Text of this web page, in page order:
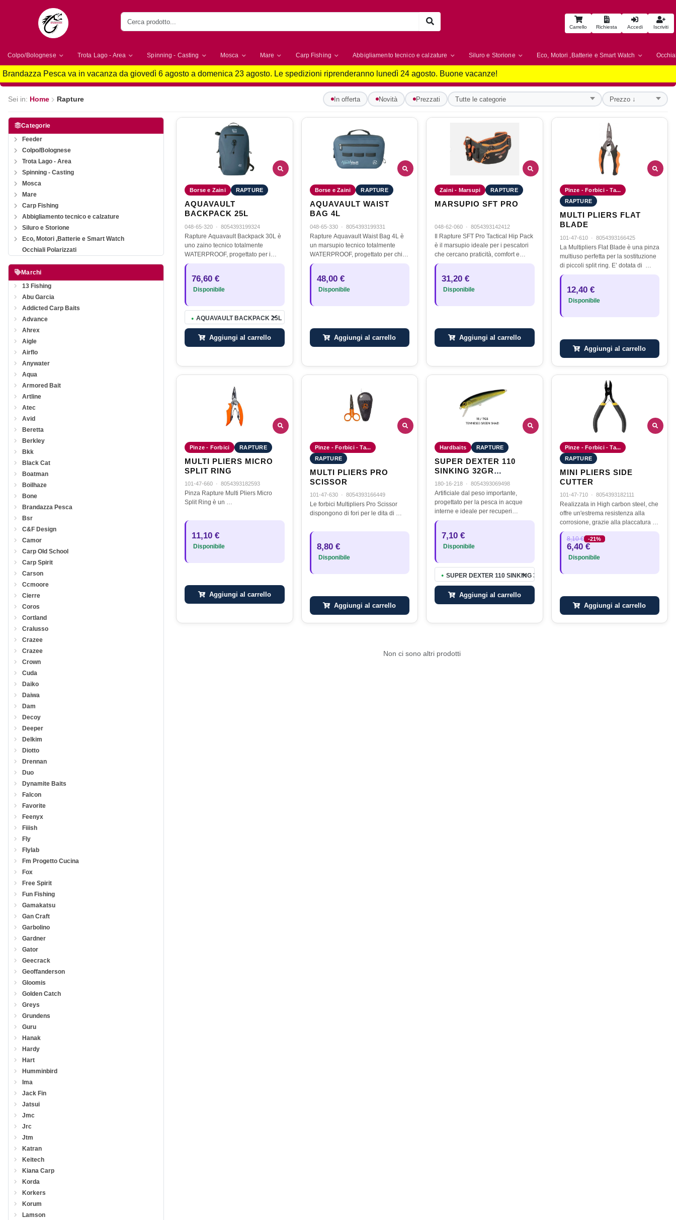
Carrello Richiesta Accedi Iscriviti
Colpo/Bolognese Trota Lago - Area Spinning - Casting Mosca Mare Carp Fishing Abbigliamento tecnico e calzature Siluro e Storione Eco, Motori ,Batterie e Smart Watch
Brandazza Pesca va in vacanza da giovedì 6 agosto a domenica 23 agosto. Le spedizioni riprenderanno lunedì 24 agosto. Buone vacanze!
Sei in: Home Rapture In offerta Novità Prezzati
Categorie
Feeder
Colpo/Bolognese
Trota Lago - Area
Spinning - Casting
Mosca
Mare
Carp Fishing
Abbigliamento tecnico e calzature
Siluro e Storione
Eco, Motori ,Batterie e Smart Watch
Occhiali Polarizzati
Marchi
13 Fishing
Abu Garcia
Addicted Carp Baits
Advance
Ahrex
Aigle
Airflo
Anywater
Aqua
Armored Bait
Artline
Atec
Avid
Beretta
Berkley
Bkk
Black Cat
Boatman
Boilhaze
Bone
Brandazza Pesca
Bsr
C&F Design
Camor
Carp Old School
Carp Spirit
Carson
Ccmoore
Cierre
Coros
Cortland
Cralusso
Crazee
Crazee
Crown
Cuda
Daiko
Daiwa
Dam
Decoy
Deeper
Delkim
Diotto
Drennan
Duo
Dynamite Baits
Falcon
Favorite
Feenyx
Fiiish
Fly
Flylab
Fm Progetto Cucina
Fox
Free Spirit
Fun Fishing
Gamakatsu
Gan Craft
Garbolino
Gardner
Gator
Geecrack
Geoffanderson
Gloomis
Golden Catch
Greys
Grundens
Guru
Hanak
Hardy
Hart
Humminbird
Ima
Jack Fin
Jatsui
Jmc
Jrc
Jtm
Katran
Keitech
Kiana Carp
Korda
Korkers
Korum
Lamson
Borse e Zaini RAPTURE
AQUAVAULT
BACKPACK 25L
048-65-320 · 8054393199324
Rapture Aquavault Backpack 30L è
uno zaino tecnico totalmente
WATERPROOF, progettato per i
pescatori e gli appassionati di
estremi. Grazie alla valvola di
gonfiaggio…
76,60 €
Disponibile
● AQUAVAULT BACKPACK 25L
Aggiungi al carrello
Borse e Zaini RAPTURE
AQUAVAULT WAIST
BAG 4L
048-65-330 · 8054393199331
Rapture Aquavault Waist Bag 4L è
un marsupio tecnico totalmente
WATERPROOF, progettato per chi
pratica pesca e attività outdoor in
avere l’attrezzatura sempre…
48,00 €
Disponibile
Aggiungi al carrello
Zaini - Marsupi RAPTURE
MARSUPIO SFT PRO
048-62-060 · 8054393142412
Il Rapture SFT Pro Tactical Hip Pack
è il marsupio ideale per i pescatori
che cercano praticità, comfort e
massima libertà di movimento
Progettato per essere indossato…
31,20 €
Disponibile
Aggiungi al carrello
Pinze - Forbici - Ta...
RAPTURE
MULTI PLIERS FLAT
BLADE
101-47-610 · 8054393166425
La Multipliers Flat Blade è una pinza
multiuso perfetta per la sostituzione
di piccoli split ring. E’ dotata di …
12,40 €
Disponibile
Aggiungi al carrello
Pinze - Forbici RAPTURE
MULTI PLIERS MICRO
SPLIT RING
101-47-660 · 8054393182593
Pinza Rapture Multi Pliers Micro
Split Ring è un …
11,10 €
Disponibile
Aggiungi al carrello
Pinze - Forbici - Ta...
RAPTURE
MULTI PLIERS PRO
SCISSOR
101-47-630 · 8054393166449
Le forbici Multipliers Pro Scissor
dispongono di fori per le dita di …
8,80 €
Disponibile
Aggiungi al carrello
Hardbaits RAPTURE
SUPER DEXTER 110
SINKING 32GR
TENNESSEE GREEN
SHAD
180-16-218 · 8054393069498
Artificiale dal peso importante,
progettato per la pesca in acque
interne e ideale per recuperi
regolari intervallati da pause, utili a
stimolare l’attacco dei…
7,10 €
Disponibile
● SUPER DEXTER 110 SINKING 32GR TENNESSEE GREEN SHAD
Aggiungi al carrello
Pinze - Forbici - Ta...
RAPTURE
MINI PLIERS SIDE
CUTTER
101-47-710 · 8054393182111
Realizzata in High carbon steel, che
offre un'estrema resistenza alla
corrosione, grazie alla placcatura in
PTFE
8,10 €
-21%
6,40 €
Disponibile
Aggiungi al carrello
Non ci sono altri prodotti